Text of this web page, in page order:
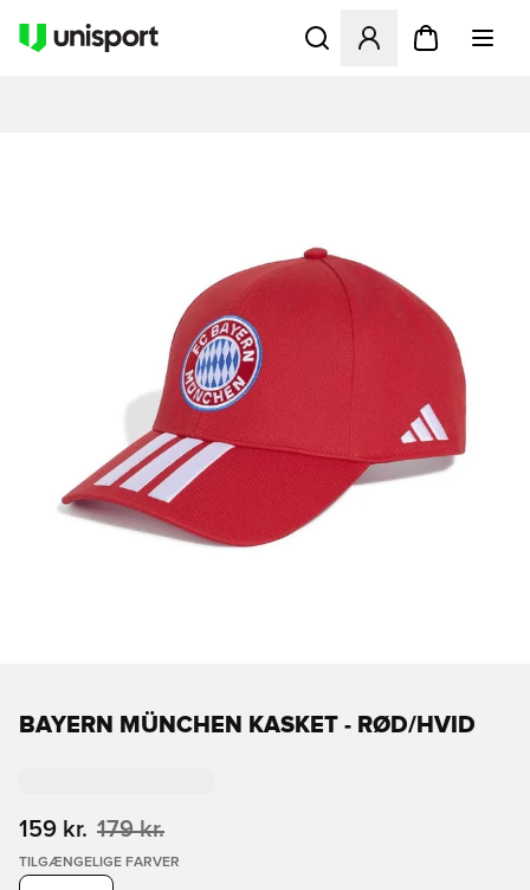
Åbner en Modal til at
BAYERN MÜNCHEN KASKET - RØD/HVID
159 kr. 179 kr.
TILGÆNGELIGE FARVER